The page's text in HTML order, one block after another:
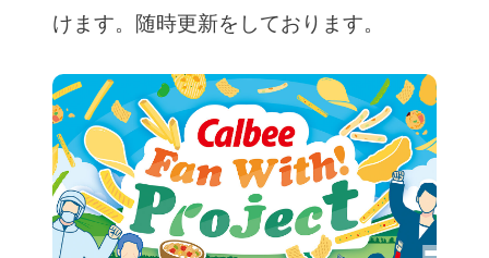
けます。随時更新をしております。